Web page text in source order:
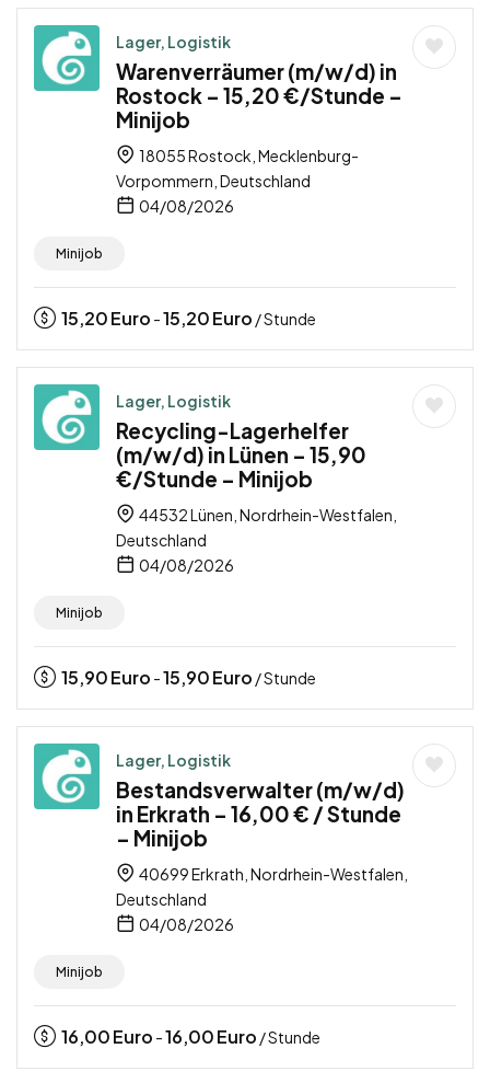
Lager, Logistik
Warenverräumer (m/w/d) in
Rostock – 15,20 €/Stunde –
Minijob
18055 Rostock, Mecklenburg-
Vorpommern, Deutschland
04/08/2026
Minijob
15,20Euro -15,20Euro / Stunde
Lager, Logistik
Recycling-Lagerhelfer
(m/w/d) in Lünen – 15,90
€/Stunde – Minijob
44532 Lünen, Nordrhein-Westfalen,
Deutschland
04/08/2026
Minijob
15,90Euro -15,90Euro / Stunde
Lager, Logistik
Bestandsverwalter (m/w/d)
in Erkrath – 16,00 € / Stunde
– Minijob
40699 Erkrath, Nordrhein-Westfalen,
Deutschland
04/08/2026
Minijob
16,00Euro -16,00Euro / Stunde